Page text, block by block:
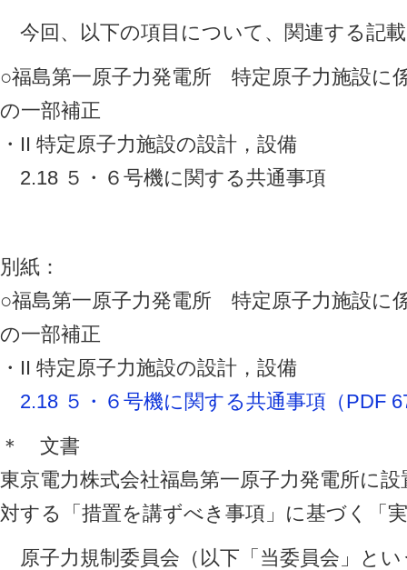
今回、以下の項目について、関連する記
○福島第一原子力発電所 特定原子力施設に
の一部補正
・II 特定原子力施設の設計，設備
2.18 ５・６号機に関する共通事項
別紙：
○福島第一原子力発電所 特定原子力施設に
の一部補正
・II 特定原子力施設の設計，設備
2.18 ５・６号機に関する共通事項（PDF
＊ 文書
東京電力株式会社福島第一原子力発電所に
対する「措置を講ずべき事項」に基づく「
原子力規制委員会（以下「当委員会」と